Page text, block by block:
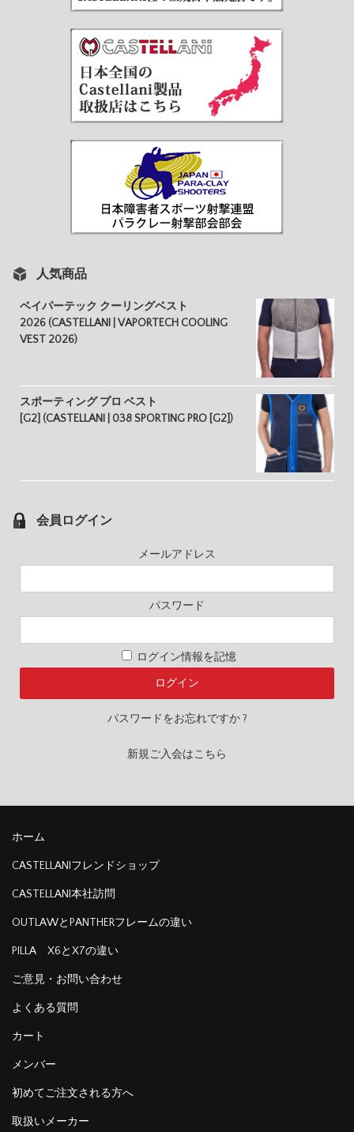
人気商品
ベイパーテック クーリングベスト
2026 (CASTELLANI | VAPORTECH COOLING
VEST 2026)
スポーティング プロ ベスト
[G2] (CASTELLANI | 038 SPORTING PRO [G2])
会員ログイン
メールアドレス
パスワード
ログイン情報を記憶
パスワードをお忘れですか ?
新規ご入会はこちら
ホーム
CASTELLANIフレンドショップ
CASTELLANI本社訪問
OUTLAWとPANTHERフレームの違い
PILLA X6とX7の違い
ご意見・お問い合わせ
よくある質問
カート
メンバー
初めてご注文される方へ
取扱いメーカー